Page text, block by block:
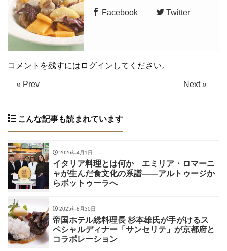
Facebook Twitter
コメントを残すにはログインしてください。
« Prev Next »
こんな記事も読まれています
2026年4月1日
イタリア料理とは何か エミリア・ロマーニ
ャが生んだ食文化の系譜——アルトゥージか
らボットゥーラへ
2025年8月30日
帝国ホテル総料理長 杉本雄氏が手がけるス
ペシャルディナー「サンセリテ」が京都府と
コラボレーション